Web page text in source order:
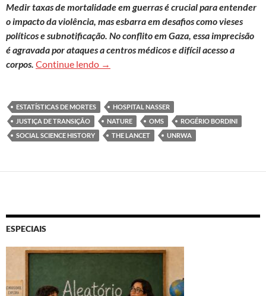
Medir taxas de mortalidade em guerras é crucial para entender
o impacto da violência, mas esbarra em desafios como vieses
políticos e subnotificação. No conflito em Gaza, essa imprecisão
é agravada por ataques a centros médicos e difícil acesso a
corpos. Continue lendo Implicações humanitárias dos desafios
→
ESTATÍSTICAS DE MORTES
HOSPITAL NASSER
JUSTIÇA DE TRANSIÇÃO
NATURE OMS
ROGÉRIO BORDINI
SOCIAL SCIENCE HISTORY
THE LANCET UNRWA
ESPECIAIS